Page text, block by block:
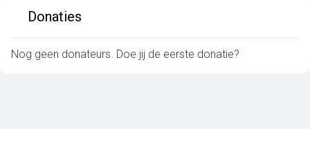
Donaties
Nog geen donateurs. Doe jij de eerste donatie?